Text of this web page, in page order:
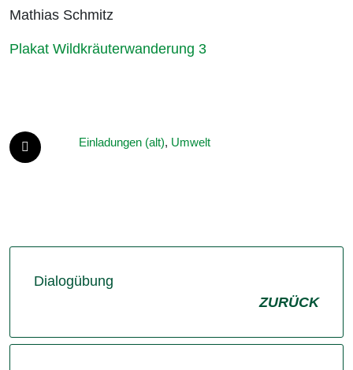
Mathias Schmitz
Plakat Wildkräuterwanderung 3
Einladungen (alt), Umwelt
Dialogübung
ZURÜCK